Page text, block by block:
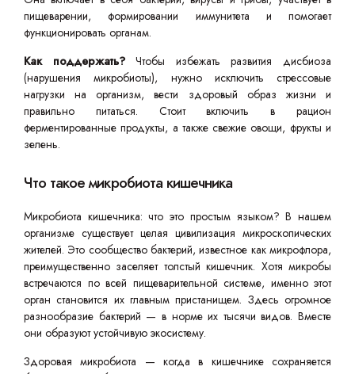
пищеварении, формировании иммунитета и помогает
функционировать органам.
Как поддержать?Чтобы избежать развития дисбиоза
(нарушения микробиоты), нужно исключить стрессовые
нагрузки на организм, вести здоровый образ жизни и
правильно питаться. Стоит включить в рацион
ферментированные продукты, а также свежие овощи, фрукты и
зелень.
Что такое микробиота кишечника
Микробиота кишечника: что это простым языком? В нашем
организме существует целая цивилизация микроскопических
жителей. Это сообщество бактерий, известное как микрофлора,
преимущественно заселяет толстый кишечник. Хотя микробы
встречаются по всей пищеварительной системе, именно этот
орган становится их главным пристанищем. Здесь огромное
разнообразие бактерий — в норме их тысячи видов. Вместе
они образуют устойчивую экосистему.
Здоровая микробиота — когда в кишечнике сохраняется